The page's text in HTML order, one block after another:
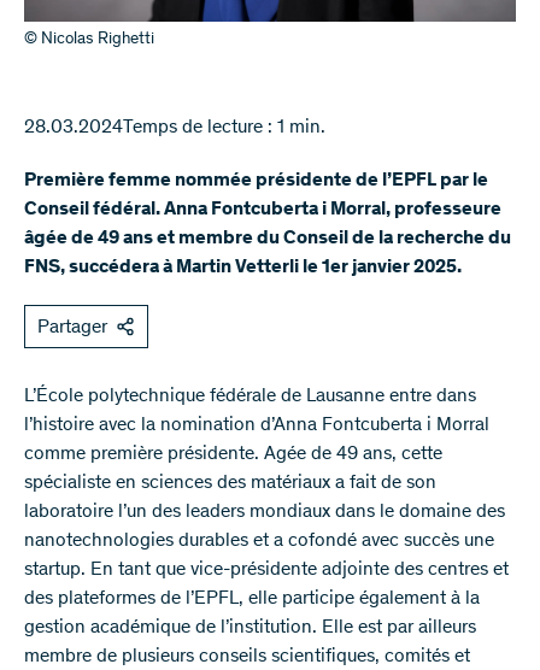
© Nicolas Righetti
28.03.2024 Temps de lecture : 1 min.
Première femme nommée présidente de l’EPFL par le
Conseil fédéral. Anna Fontcuberta i Morral, professeure
âgée de 49 ans et membre du Conseil de la recherche du
FNS, succédera à Martin Vetterli le 1er janvier 2025.
Partager
L’École polytechnique fédérale de Lausanne entre dans
l’histoire avec la nomination d’Anna Fontcuberta i Morral
comme première présidente. Agée de 49 ans, cette
spécialiste en sciences des matériaux a fait de son
laboratoire l’un des leaders mondiaux dans le domaine des
nanotechnologies durables et a cofondé avec succès une
startup. En tant que vice-présidente adjointe des centres et
des plateformes de l’EPFL, elle participe également à la
gestion académique de l’institution. Elle est par ailleurs
membre de plusieurs conseils scientifiques, comités et